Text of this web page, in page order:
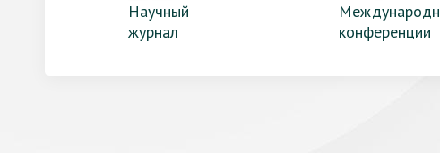
Научный
журнал
конференции